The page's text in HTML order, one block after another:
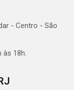
- Centro - São
às 18h.